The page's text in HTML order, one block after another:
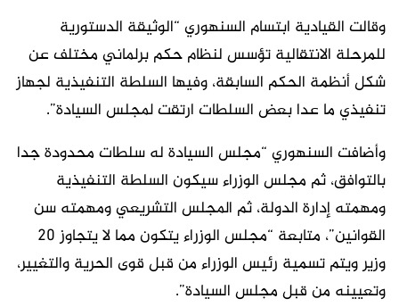
وقالت القيادية ابتسام السنهوري “الوثيقة الدستورية
للمرحلة الانتقالية تؤسس لنظام حكم برلماني مختلف عن
شكل أنظمة الحكم السابقة، وفيها السلطة التنفيذية لجهاز
تنفيذي ما عدا بعض السلطات ارتقت لمجلس السيادة”.
وأضافت السنهوري “مجلس السيادة له سلطات محدودة جدا
بالتوافق، ثم مجلس الوزراء سيكون السلطة التنفيذية
ومهمته إدارة الدولة، ثم المجلس التشريعي ومهمته سن
القوانين”، متابعة “مجلس الوزراء يتكون مما لا يتجاوز 20
وزير ويتم تسمية رئيس الوزراء من قبل قوى الحرية والتغيير،
وتعيينه من قبل مجلس السيادة”.